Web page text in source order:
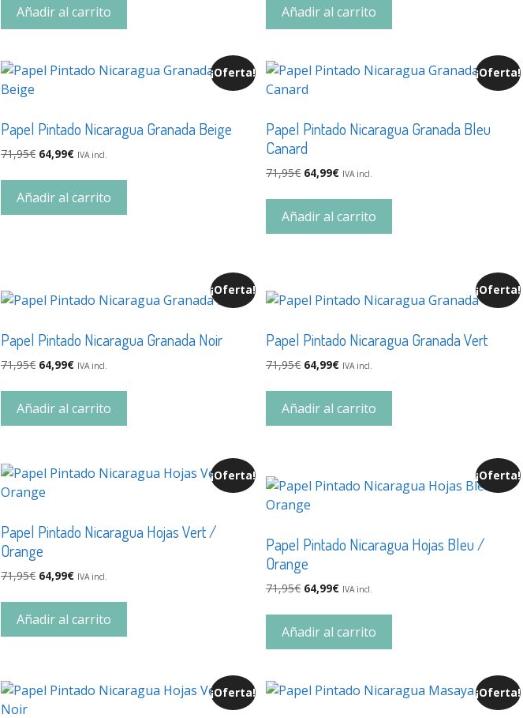
Añadir al carrito Añadir al carrito
¡Oferta!
Papel Pintado Nicaragua Granada Beige
71,95€ 64,99€ IVA incl.
Añadir al carrito
¡Oferta!
Papel Pintado Nicaragua Granada Bleu
Canard
71,95€ 64,99€ IVA incl.
Añadir al carrito
¡Oferta!
Papel Pintado Nicaragua Granada Noir
71,95€ 64,99€ IVA incl.
Añadir al carrito
¡Oferta!
Papel Pintado Nicaragua Granada Vert
71,95€ 64,99€ IVA incl.
Añadir al carrito
¡Oferta!
Papel Pintado Nicaragua Hojas Vert /
Orange
71,95€ 64,99€ IVA incl.
Añadir al carrito
¡Oferta!
Papel Pintado Nicaragua Hojas Bleu /
Orange
71,95€ 64,99€ IVA incl.
Añadir al carrito
¡Oferta! ¡Oferta!